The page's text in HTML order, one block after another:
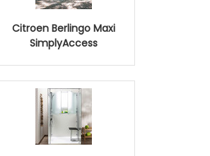
Citroen Berlingo Maxi
SimplyAccess